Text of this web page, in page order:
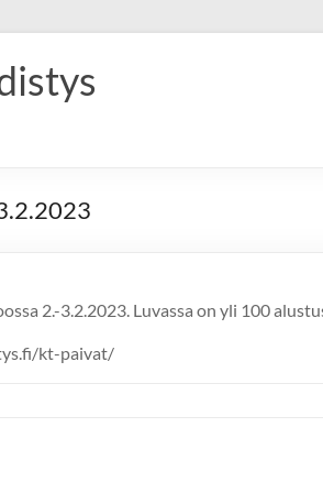
2.-3.2.2023. Luvassa on yli 100
kt-paivat/